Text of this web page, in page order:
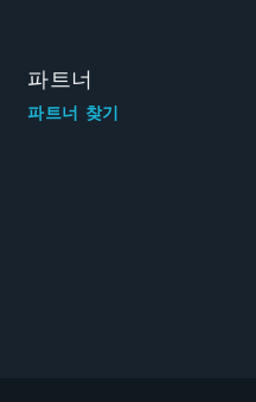
파트너
파트너 찾기